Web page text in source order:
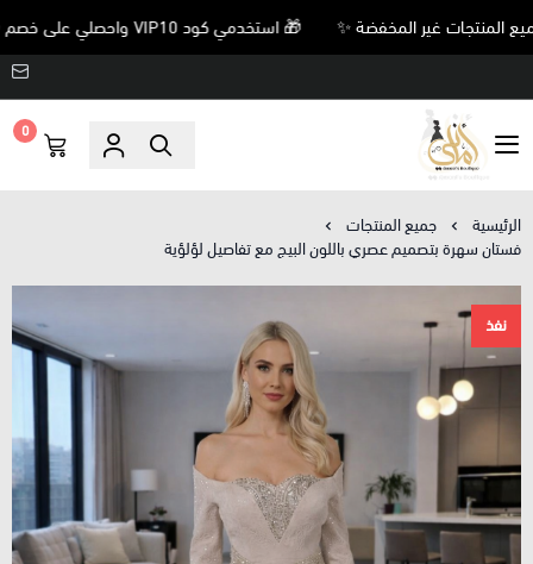
🎁 استخدمي كود VIP10 واحصلي على خصم 10% على جميع المنتجات غير المخفضة ✨
Amani’s Boutique
0
الرئيسية
جميع المنتجات
فستان سهرة بتصميم عصري باللون البيج مع تفاصيل لؤلؤية
نفذ